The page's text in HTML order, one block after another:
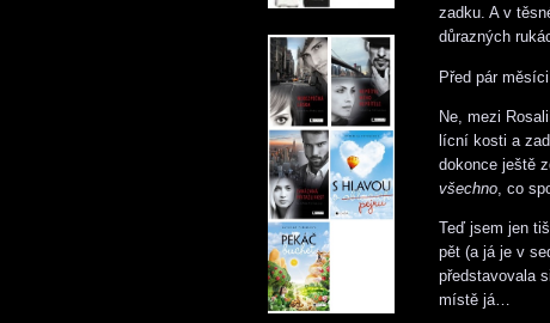
zadku. A v
důrazných
Před pár
Ne, mezi
lícní kosti a
dokonce ještě
všechno , co
Teď jsem jen
pět (a já je v
představovala
místě já…